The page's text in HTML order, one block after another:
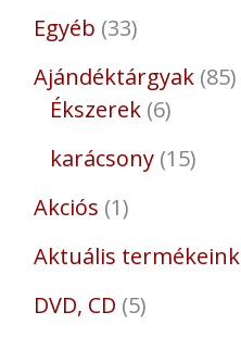
Egyéb 33
Ajándéktárgyak 85
Ékszerek 6
karácsony 15
Akciós 1
Aktuális termékeink
DVD, CD 5